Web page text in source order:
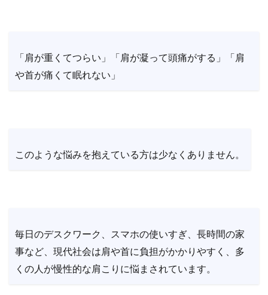
「肩が重くてつらい」「肩が凝って頭痛がする」「肩
や首が痛くて眠れない」
このような悩みを抱えている方は少なくありません。
毎日のデスクワーク、スマホの使いすぎ、長時間の家
事など、現代社会は肩や首に負担がかかりやすく、多
くの人が慢性的な肩こりに悩まされています。